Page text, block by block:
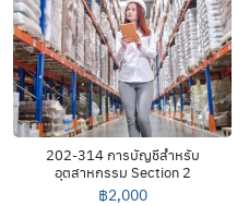
202-314 การบัญชีสำหรับ
อุตสาหกรรม Section 2
฿2,000